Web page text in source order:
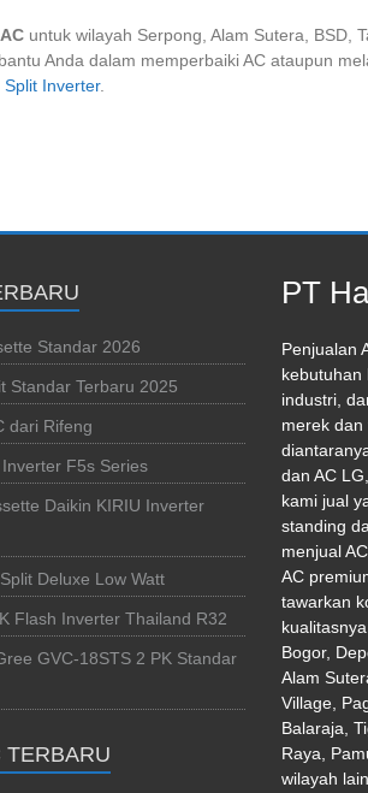
untuk wilayah Serpong, Alam Sutera, BSD,
Anda dalam memperbaiki AC ataupun
Split Inverter.
Standar 2026
Standar Terbaru 2025
dari Rifeng
F5s Series
Daikin KIRIU Inverter
Deluxe Low Watt
Flash Inverter Thailand R32
GVC-18STS 2 PK Standar
TERBARU
PT
Penjualan
kebutuhan
industri,
merek dan
dan AC
kami jual
standing
menjual
AC
tawarkan
Bogor,
Alam
Village,
Balaraja,
Raya,
wilayah